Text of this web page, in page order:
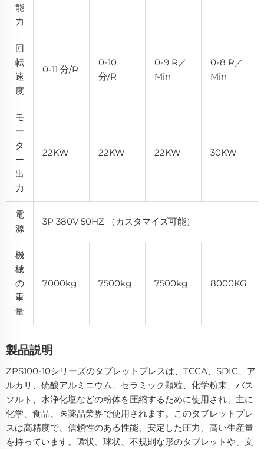
能
力
回
転
速
度
0-11 分/r
0-10
分/r
0-9 R／
Min
0-8 R／
Min
モ
ー
タ
ー
出
力
22KW 22KW 22KW 30KW
電
源
3P 380V 50HZ （カスタマイズ可能）
機
械
の
重
量
7000kg 7500kg 7500kg 8000KG
製品説明
ZPS100-10シリーズのタブレットプレスは、TCCA、SDIC、ア
ルカリ、硫酸アルミニウム、セラミック顆粒、化学粉末、バス
ソルト、水浄化塩などの粉体を圧縮するために使用され、主に
化学、食品、医薬品業界で使用されます。このタブレットプレ
スは高精度で、信頼性のある性能、安定した圧力、高い生産量
を持っています。環状、球状、不規則な形のタブレットや、文